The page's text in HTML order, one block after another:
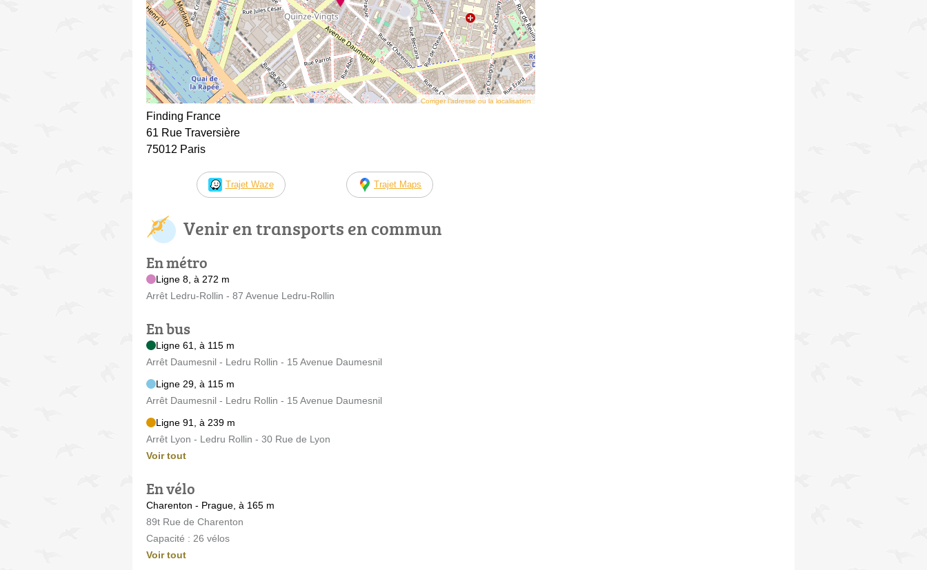
Corriger l’adresse ou la localisation
Finding France
61 Rue Traversière
75012 Paris
Trajet Waze Trajet Maps
Venir en transports en commun
En métro
Ligne 8, à 272 m
Arrêt Ledru-Rollin - 87 Avenue Ledru-Rollin
En bus
Ligne 61, à 115 m
Arrêt Daumesnil - Ledru Rollin - 15 Avenue Daumesnil
Ligne 29, à 115 m
Arrêt Daumesnil - Ledru Rollin - 15 Avenue Daumesnil
Ligne 91, à 239 m
Arrêt Lyon - Ledru Rollin - 30 Rue de Lyon
Voir tout
En vélo
Charenton - Prague, à 165 m
89t Rue de Charenton
Capacité : 26 vélos
Voir tout